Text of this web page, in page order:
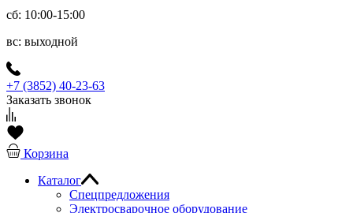
сб: 10:00-15:00
вс: выходной
+7 (3852) 40-23-63
Заказать звонок
Корзина
Каталог
Спецпредложения
Электросварочное оборудование